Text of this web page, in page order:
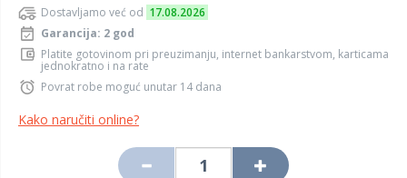
Dostavljamo već od 17.08.2026
Garancija: 2 god
Platite gotovinom pri preuzimanju, internet bankarstvom, karticama
jednokratno i na rate
Povrat robe moguć unutar 14 dana
Kako naručiti online?